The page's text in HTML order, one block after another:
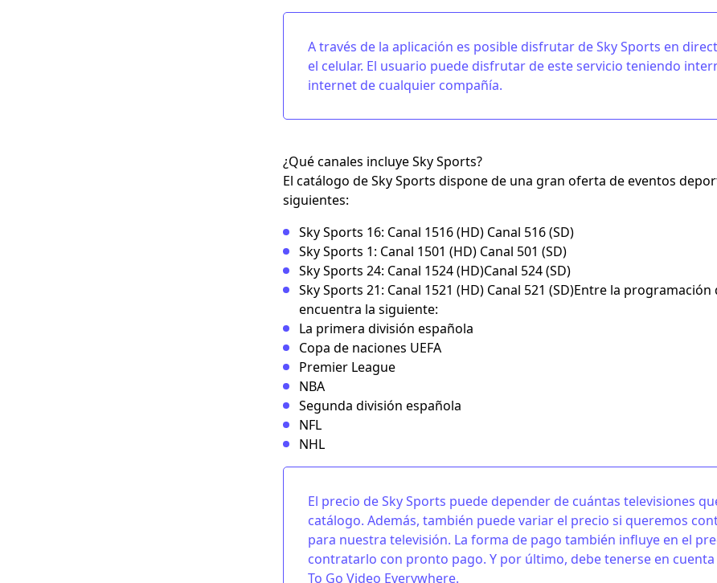
A través de la aplicación es posible disfrutar de Sky Sports en
el celular. El usuario puede disfrutar de este servicio teniendo
internet de cualquier compañía.
¿Qué canales incluye Sky Sports?
El catálogo de Sky Sports dispone de una gran oferta de eventos
siguientes:
Sky Sports 16: Canal 1516 (HD) Canal 516 (SD)
Sky Sports 1: Canal 1501 (HD) Canal 501 (SD)
Sky Sports 24: Canal 1524 (HD)Canal 524 (SD)
Sky Sports 21: Canal 1521 (HD) Canal 521 (SD)Entre la
encuentra la siguiente:
La primera división española
Copa de naciones UEFA
Premier League
NBA
Segunda división española
NFL
NHL
El precio de Sky Sports puede depender de cuántas televisiones
catálogo. Además, también puede variar el precio si queremos
para nuestra televisión. La forma de pago también influye en el
contratarlo con pronto pago. Y por último, debe tenerse en
To Go Video Everywhere.